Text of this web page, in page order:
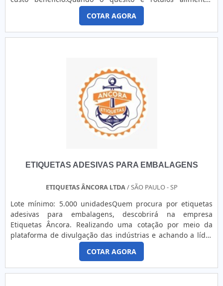
brilho moderado, a etiqueta BOPP personalizada valoriza a
identidade visual da marca e transmite qualidade ao
produto. Personalização completa É possível imprimir cores,
logos, textos e até informações específicas, criando
diferentes segmentos como alimentos, cosméticos e
industrializados, com a GID - Soluções em Adesivos atingirá
precisão com soluções práticas e inovadoras que garantem
qualidade em todos os serviços prestados.UM POUCO MAIS
SOBRE RÓTULOS ALIMENTOS INDUSTRIALIZADOSA GID -
realizadas as atividades e estrutura suficiente para atender
todas as demandas, tudo para oferecer rótulos alimentos
industrializados com ótima qualidade.Há muitas maneiras
eficientes de uma empresa demonstrar competência,
excelência e destaque em sua área de atuação. A GID -
Soluções em Adesivos se mostra referência por ter:
Soluções práticas e inovadoras que garantem qualidade em
cliente; Escritório de alta qualidade onde são realizadas as
industrializados, mais do que visar apenas lucratividade,
qualidade e proteção, características simples, mas que
mostram o comprometimento da empresa com seus
clientes.É por tudo isso e muito mais que a GID - Soluções
em Adesivos é uma empresa responsável quando
explanamos o segmento de etiquetas, rótulos, banners e
etiquetas com resina. A empresa busca sempre a melhor
opção para o cliente final.GARANTIA E ASSERTIVIDADE NO
COTAR AGORA
ETIQUETAS ADESIVAS PARA EMBALAGENS
ETIQUETAS ÂNCORA LTDA/ SÃO PAULO - SP
Lote mínimo: 5.000 unidadesQuem procura por etiquetas
adesivas para embalagens, descobrirá na empresa
Etiquetas Âncora. Realizando uma cotação por meio da
plataforma de divulgação das indústrias e achando a líder
em qualidade.MAIS DETALHES SOBRE ETIQUETAS ADESIVAS
PARA EMBALAGENSQuem precisa de etiquetas adesivas
para embalagem em uma empresa altamente qualificada,
vai até o site da Etiquetas Âncora. Atuando com etiquetas
COTAR AGORA